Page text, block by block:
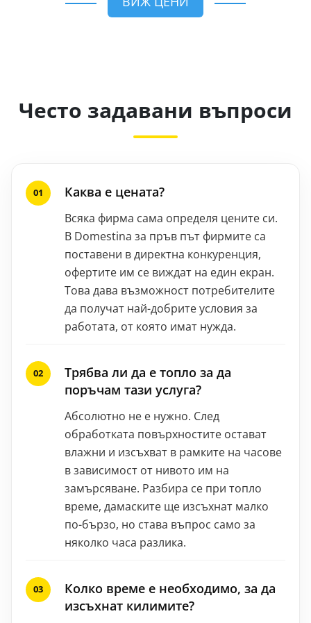
Често задавани въпроси
Каква е цената?
Всяка фирма сама определя цените си.
В Domestina за пръв път фирмите са
поставени в директна конкуренция,
офертите им се виждат на един екран.
Това дава възможност потребителите
да получат най-добрите условия за
работата, от която имат нужда.
Трябва ли да е топло за да
поръчам тази услуга?
Абсолютно не е нужно. След
обработката повърхностите остават
влажни и изсъхват в рамките на часове
в зависимост от нивото им на
замърсяване. Разбира се при топло
време, дамаските ще изсъхнат малко
по-бързо, но става въпрос само за
няколко часа разлика.
Колко време е необходимо, за да
изсъхнат килимите?